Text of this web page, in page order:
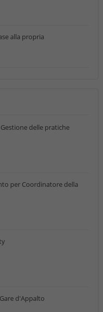
alla propria
delle pratiche
per Coordinatore della
d'Appalto